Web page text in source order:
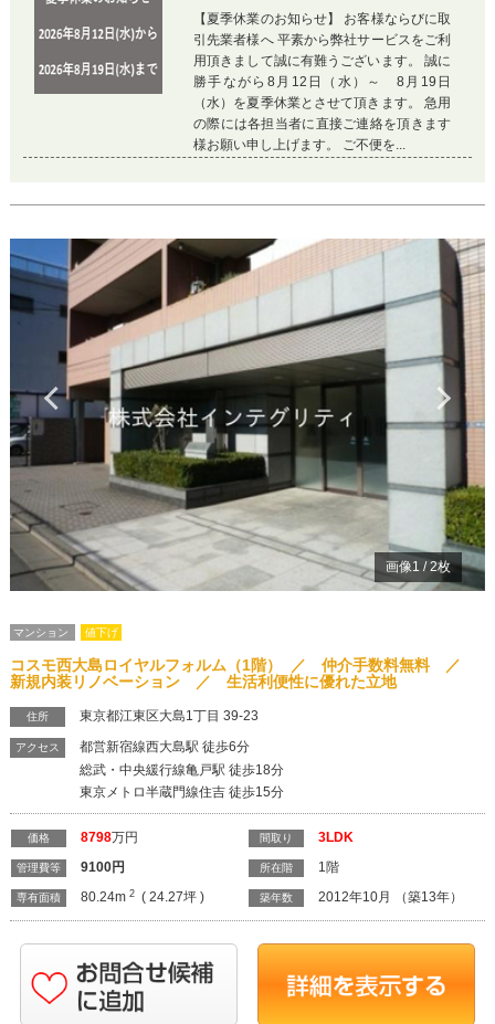
【夏季休業のお知らせ】 お客様ならびに取
引先業者様へ 平素から弊社サービスをご利
用頂きまして誠に有難うございます。 誠に
勝手ながら8月12日（水）～ 8月19日
（水）を夏季休業とさせて頂きます。 急用
の際には各担当者に直接ご連絡を頂きます
様お願い申し上げます。 ご不便を...
Previous
画像1/2枚
マンション 値下げ
コスモ西大島ロイヤルフォルム（1階） ／ 仲介手数料無料 ／
新規内装リノベーション ／ 生活利便性に優れた立地
住所 東京都江東区大島1丁目 39-23
アクセス
都営新宿線西大島駅 徒歩6分
総武・中央緩行線亀戸駅 徒歩18分
東京メトロ半蔵門線住吉 徒歩15分
価格 8798万円
管理費等 9100円
専有面積 80.24m2 ( 24.27坪 )
間取り 3LDK
所在階 1階
築年数 2012年10月 （築13年）